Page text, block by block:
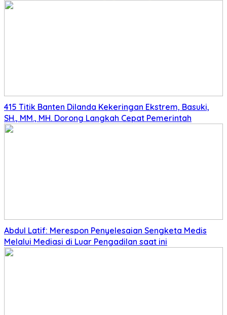
415 Titik Banten Dilanda Kekeringan Ekstrem, Basuki,
SH., MM., MH. Dorong Langkah Cepat Pemerintah
Abdul Latif: Merespon Penyelesaian Sengketa Medis
Melalui Mediasi di Luar Pengadilan saat ini